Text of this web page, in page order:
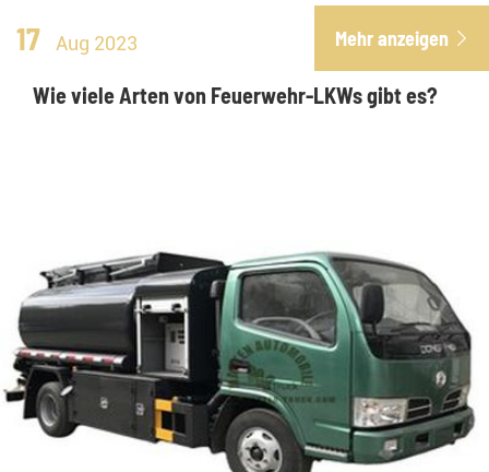
17 Aug 2023 Mehr anzeigen 
Wie viele Arten von Feuerwehr-LKWs gibt es?